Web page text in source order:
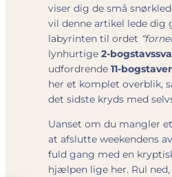
viser dig de små
vil denne artikel lede dig
labyrinten til ordet
lynhurtige 2-
udfordrende 11-
her et komplet overblik,
det sidste kryds med
Uanset om du mangler
at afslutte weekendens
fuld gang med en
hjælpen lige her. Rul